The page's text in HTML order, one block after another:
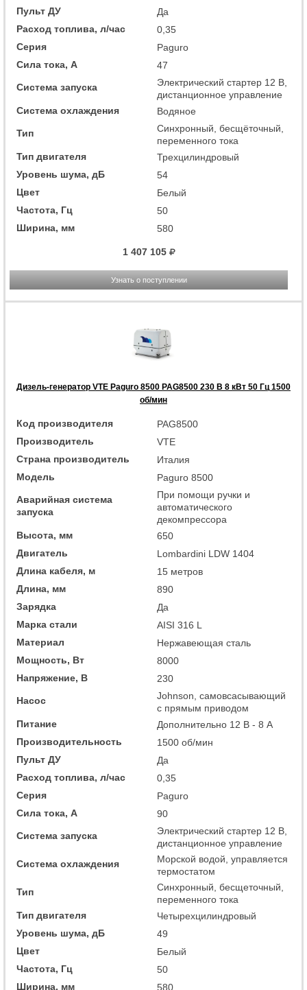
Пульт ДУ
Да
Расход топлива, л/час
0,35
Серия
Paguro
Сила тока, А
47
Система запуска
Электрический стартер 12 В,
дистанционное управление
Система охлаждения
Водяное
Тип
Cинхронный, бесщёточный,
переменного тока
Тип двигателя
Трехцилиндровый
Уровень шума, дБ
54
Цвет
Белый
Частота, Гц
50
Ширина, мм
580
1 407 105
Узнать о поступлении
Дизель-генератор VTE Paguro 8500 PAG8500 230 В 8 кВт 50 Гц 1500
об/мин
Код производителя
PAG8500
Производитель
VTE
Страна производитель
Италия
Модель
Paguro 8500
Аварийная система
запуска
При помощи ручки и
автоматического
декомпрессора
Высота, мм
650
Двигатель
Lombardini LDW 1404
Длина кабеля, м
15 метров
Длина, мм
890
Зарядка
Да
Марка стали
AISI 316 L
Материал
Нержавеющая сталь
Мощность, Вт
8000
Напряжение, В
230
Насос
Johnson, самовсасывающий
с прямым приводом
Питание
Дополнительно 12 В - 8 А
Производительность
1500 об/мин
Пульт ДУ
Да
Расход топлива, л/час
0,35
Серия
Paguro
Сила тока, А
90
Система запуска
Электрический стартер 12 В,
дистанционное управление
Система охлаждения
Морской водой, управляется
термостатом
Тип
Синхронный, бесщеточный,
переменного тока
Тип двигателя
Четырехцилиндровый
Уровень шума, дБ
49
Цвет
Белый
Частота, Гц
50
Ширина, мм
580